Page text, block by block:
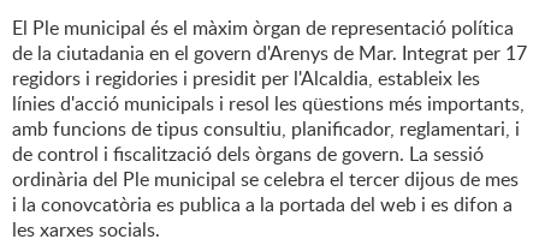
El Ple municipal és el màxim òrgan de representació política
de la ciutadania en el govern d'Arenys de Mar. Integrat per 17
regidors i regidories i presidit per l'Alcaldia, estableix les
línies d'acció municipals i resol les qüestions més importants,
amb funcions de tipus consultiu, planificador, reglamentari, i
de control i fiscalització dels òrgans de govern. La sessió
ordinària del Ple municipal se celebra el tercer dijous de mes
i la conovcatòria es publica a la portada del web i es difon a
les xarxes socials.